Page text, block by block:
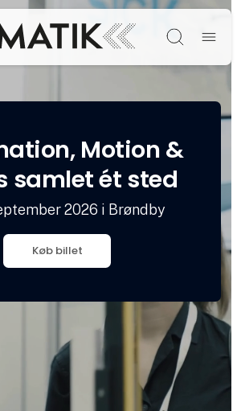
Søg
Motion &
samlet ét sted
2026 i Brøndby
Køb billet